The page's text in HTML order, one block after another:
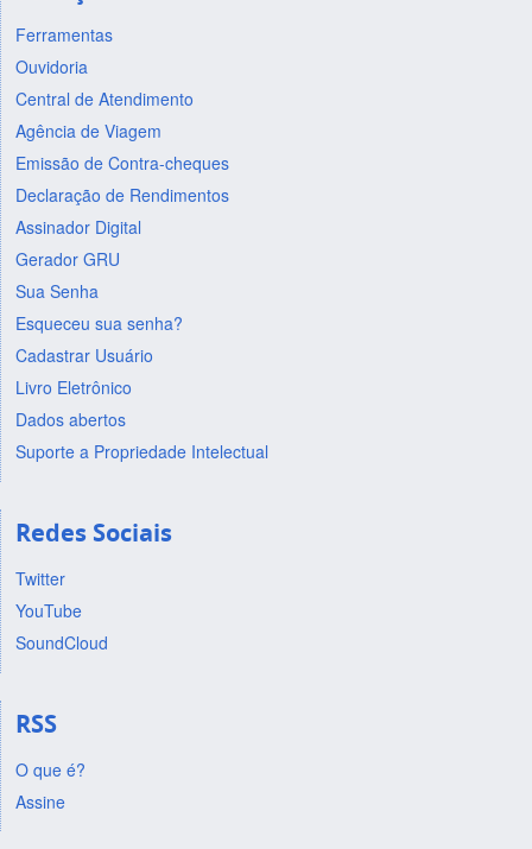
Ferramentas
Ouvidoria
Central de Atendimento
Agência de Viagem
Emissão de Contra-cheques
Declaração de Rendimentos
Assinador Digital
Gerador GRU
Sua Senha
Esqueceu sua senha?
Cadastrar Usuário
Livro Eletrônico
Dados abertos
Suporte a Propriedade Intelectual
Redes Sociais
Twitter
YouTube
SoundCloud
RSS
O que é?
Assine